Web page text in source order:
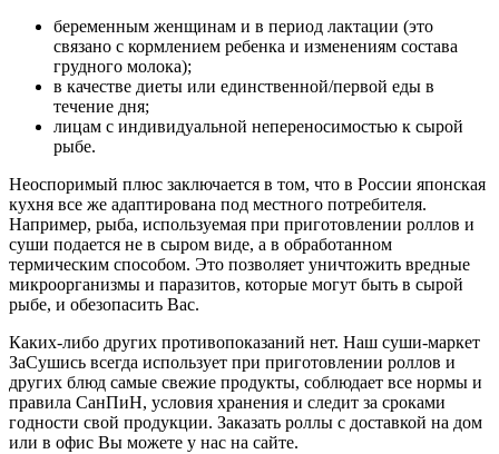
беременным женщинам и в период лактации (это
связано с кормлением ребенка и изменениям состава
грудного молока);
в качестве диеты или единственной/первой еды в
течение дня;
лицам с индивидуальной непереносимостью к сырой
рыбе.
Неоспоримый плюс заключается в том, что в России японская
кухня все же адаптирована под местного потребителя.
Например, рыба, используемая при приготовлении роллов и
суши подается не в сыром виде, а в обработанном
термическим способом. Это позволяет уничтожить вредные
микроорганизмы и паразитов, которые могут быть в сырой
рыбе, и обезопасить Вас.
Каких-либо других противопоказаний нет. Наш суши-маркет
ЗаСушись всегда использует при приготовлении роллов и
других блюд самые свежие продукты, соблюдает все нормы и
правила СанПиН, условия хранения и следит за сроками
годности свой продукции. Заказать роллы с доставкой на дом
или в офис Вы можете у нас на сайте.